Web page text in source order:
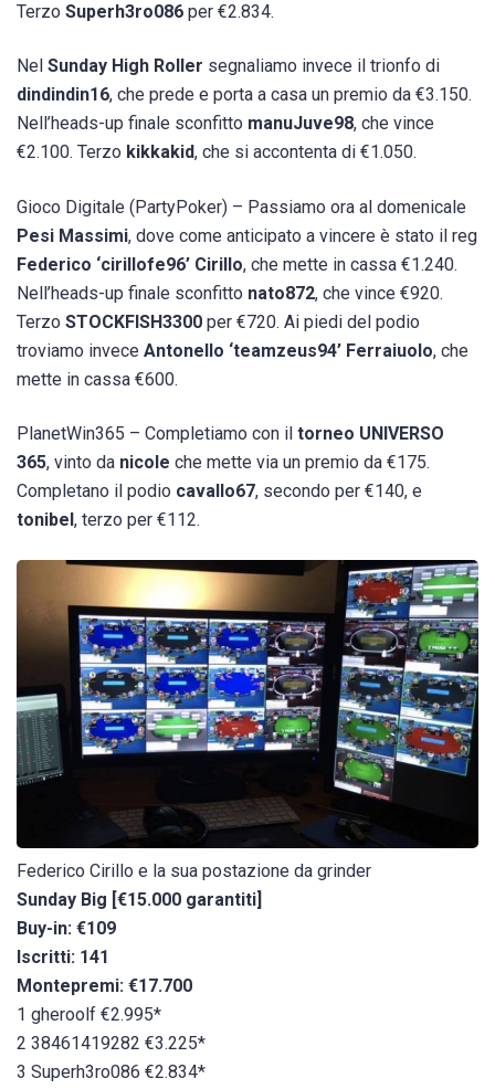
Terzo Superh3ro086 per €2.834.
Nel Sunday High Roller segnaliamo invece il trionfo di
dindindin16, che prede e porta a casa un premio da €3.150.
Nell’heads-up finale sconfitto manuJuve98, che vince
€2.100. Terzo kikkakid, che si accontenta di €1.050.
Gioco Digitale (PartyPoker) – Passiamo ora al domenicale
Pesi Massimi, dove come anticipato a vincere è stato il reg
Federico ‘cirillofe96’ Cirillo, che mette in cassa €1.240.
Nell’heads-up finale sconfitto nato872, che vince €920.
Terzo STOCKFISH3300 per €720. Ai piedi del podio
troviamo invece Antonello ‘teamzeus94’ Ferraiuolo, che
mette in cassa €600.
PlanetWin365 – Completiamo con il torneo UNIVERSO
365, vinto da nicole che mette via un premio da €175.
Completano il podio cavallo67, secondo per €140, e
tonibel, terzo per €112.
Federico Cirillo e la sua postazione da grinder
Sunday Big [€15.000 garantiti]
Buy-in: €109
Iscritti: 141
Montepremi: €17.700
1 gheroolf €2.995*
2 38461419282 €3.225*
3 Superh3ro086 €2.834*